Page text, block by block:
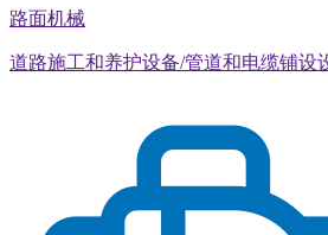
路面机械
道路施工和养护设备/管道和电缆铺设